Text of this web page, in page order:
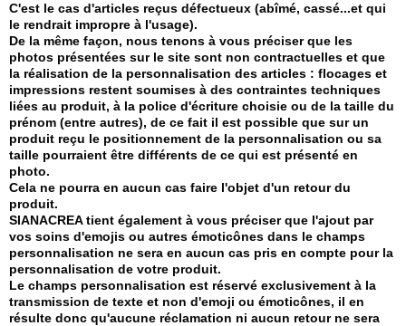
C'est le cas d'articles reçus défectueux (abîmé, cassé...et qui
le rendrait impropre à l'usage).
De la même façon, nous tenons à vous préciser que les
photos présentées sur le site sont non contractuelles et que
la réalisation de la personnalisation des articles : flocages et
impressions restent soumises à des contraintes techniques
liées au produit, à la police d'écriture choisie ou de la taille du
prénom (entre autres), de ce fait il est possible que sur un
produit reçu le positionnement de la personnalisation ou sa
taille pourraient être différents de ce qui est présenté en
photo.
Cela ne pourra en aucun cas faire l'objet d'un retour du
produit.
SIANACREA tient également à vous préciser que l'ajout par
vos soins d'emojis ou autres émoticônes dans le champs
personnalisation ne sera en aucun cas pris en compte pour la
personnalisation de votre produit.
Le champs personnalisation est réservé exclusivement à la
transmission de texte et non d'emoji ou émoticônes, il en
résulte donc qu'aucune réclamation ni aucun retour ne sera